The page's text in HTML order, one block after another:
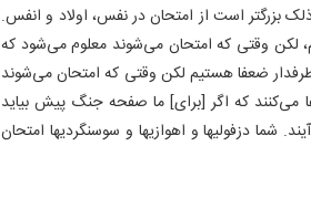
بزرگتر است از امتحان در نفس، اولاد و انفس.
لکن وقتی که امتحان می‌شوند معلوم می‌شود که
ضعفا هستیم لکن وقتی که امتحان می‌شوند
که اگر [برای‌] ما صفحه جنگ پیش بیاید
دزفولیها و اهوازیها و سوسنگردیها امتحان